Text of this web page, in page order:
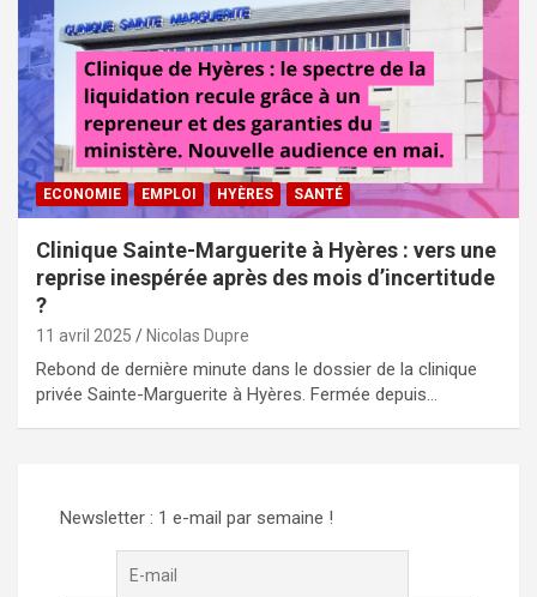
ECONOMIE EMPLOI HYÈRES SANTÉ
Clinique Sainte-Marguerite à Hyères : vers une
reprise inespérée après des mois d’incertitude
?
11 avril 2025 Nicolas Dupre
Rebond de dernière minute dans le dossier de la clinique
privée Sainte-Marguerite à Hyères. Fermée depuis…
Newsletter : 1 e-mail par semaine !